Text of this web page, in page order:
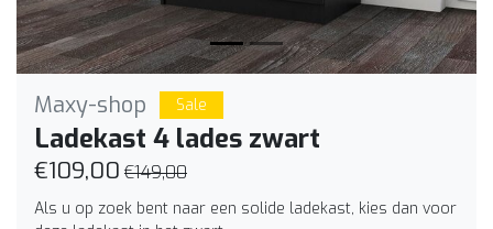
Maxy-shop Sale
Ladekast 4 lades zwart
€109,00 €149,00
Als u op zoek bent naar een solide ladekast, kies dan voor